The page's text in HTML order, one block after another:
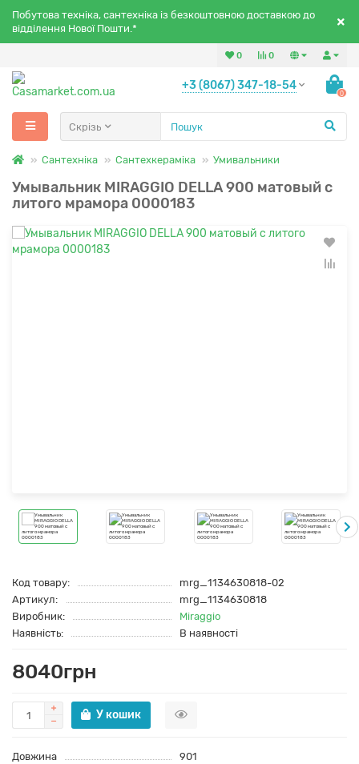
Побутова техніка, сантехніка із безкоштовною доставкою до
відділення Нової Пошти.*
0
0
+3 (8067) 347-18-54
0
Скрізь
Сантехніка Сантехкераміка Умивальники
Умывальник MIRAGGIO DELLA 900 матовый с
литого мрамора 0000183
Код товару:
mrg_1134630818-02
Артикул:
mrg_1134630818
Виробник:
Miraggio
Наявність:
В наявності
8040грн
У кошик
Довжина
901